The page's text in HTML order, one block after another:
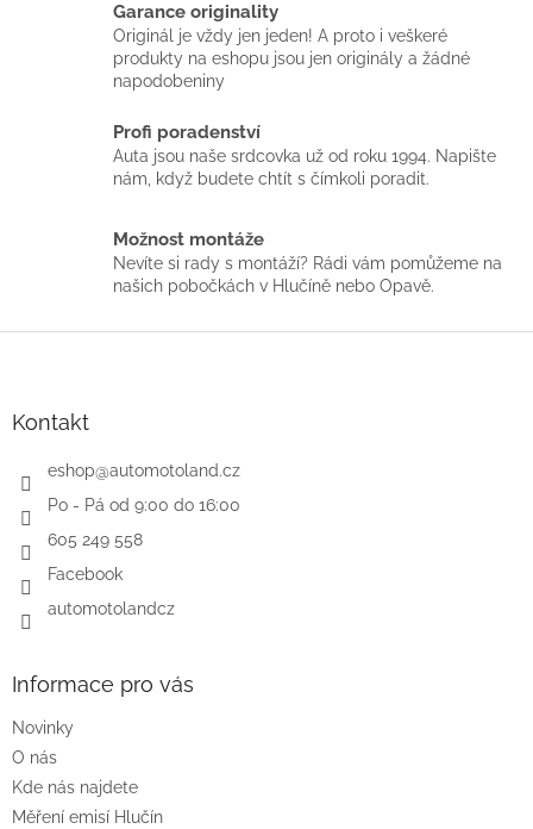
Garance originality
Originál je vždy jen jeden! A proto i veškeré
produkty na eshopu jsou jen originály a žádné
napodobeniny
Profi poradenství
Auta jsou naše srdcovka už od roku 1994. Napište
nám, když budete chtít s čímkoli poradit.
Možnost montáže
Nevíte si rady s montáží? Rádi vám pomůžeme na
našich pobočkách v Hlučíně nebo Opavě.
Kontakt
eshop@automotoland.cz
Po - Pá od 9:00 do 16:00
605 249 558
Facebook
automotolandcz
Informace pro vás
Novinky
O nás
Kde nás najdete
Měření emisí Hlučín